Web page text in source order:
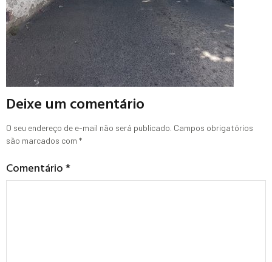
Deixe um comentário
O seu endereço de e-mail não será publicado. Campos obrigatórios
são marcados com *
Comentário*